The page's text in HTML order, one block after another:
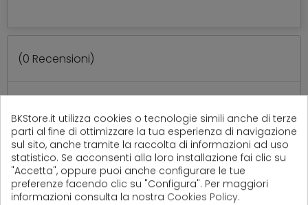
(0 Recensioni)
Ancora nessuna recensione da parte degli utenti.
BKStore.it utilizza cookies o tecnologie simili anche di terze
parti al fine di ottimizzare la tua esperienza di navigazione
sul sito, anche tramite la raccolta di informazioni ad uso
statistico. Se acconsenti alla loro installazione fai clic su
"Accetta", oppure puoi anche configurare le tue
preferenze facendo clic su "Configura". Per maggiori
informazioni consulta la nostra Cookies Policy.